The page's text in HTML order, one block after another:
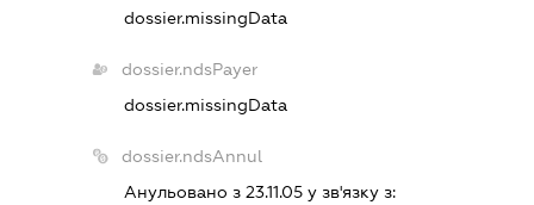
dossier.missingData
dossier.ndsPayer
dossier.missingData
dossier.ndsAnnul
Анульовано з 23.11.05 у зв'язку з: